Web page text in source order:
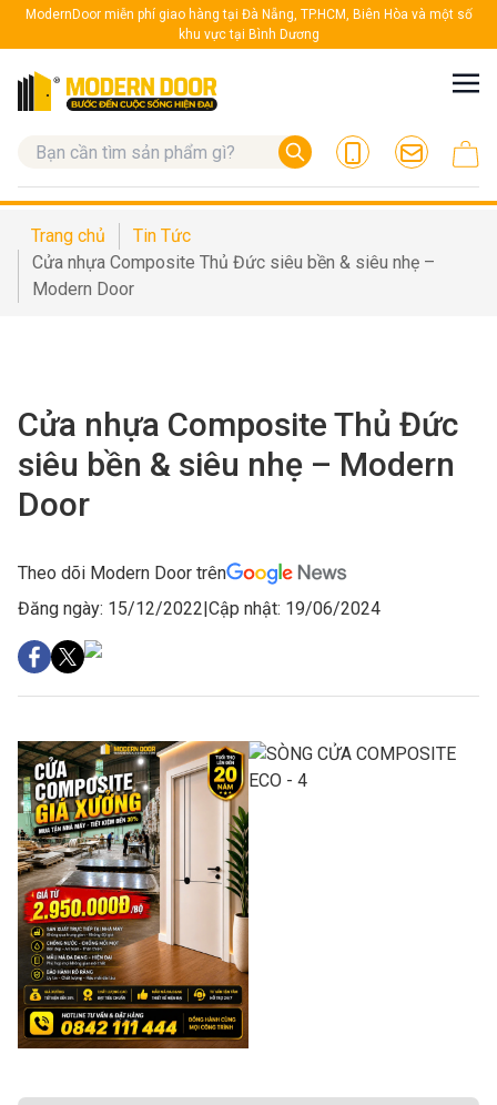
ModernDoor miễn phí giao hàng tại Đà Nẵng, TP.HCM, Biên Hòa và một số
khu vực tại Bình Dương
Trang chủ
Tin Tức
Cửa nhựa Composite Thủ Đức siêu bền & siêu nhẹ –
Modern Door
Cửa nhựa Composite Thủ Đức
siêu bền & siêu nhẹ – Modern
Door
Theo dõi Modern Door trên
Đăng ngày: 15/12/2022|Cập nhật: 19/06/2024